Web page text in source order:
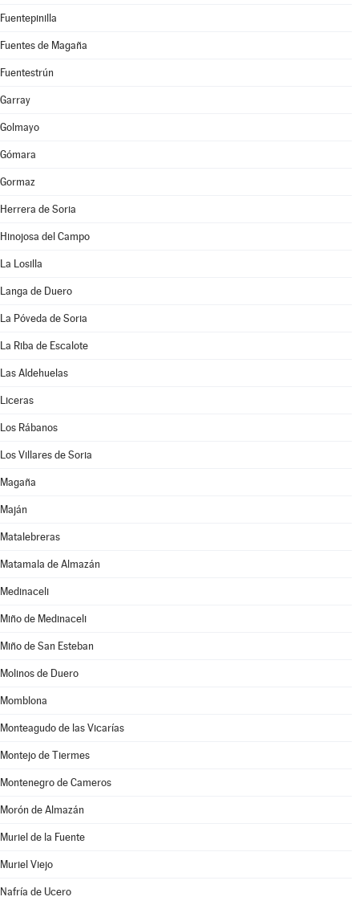
Fuentepinilla
Fuentes de Magaña
Fuentestrún
Garray
Golmayo
Gómara
Gormaz
Herrera de Soria
Hinojosa del Campo
La Losilla
Langa de Duero
La Póveda de Soria
La Riba de Escalote
Las Aldehuelas
Liceras
Los Rábanos
Los Villares de Soria
Magaña
Maján
Matalebreras
Matamala de Almazán
Medinaceli
Miño de Medinaceli
Miño de San Esteban
Molinos de Duero
Momblona
Monteagudo de las Vicarías
Montejo de Tiermes
Montenegro de Cameros
Morón de Almazán
Muriel de la Fuente
Muriel Viejo
Nafría de Ucero